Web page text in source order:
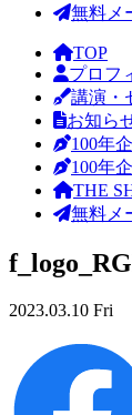
無料メ
TOP
プロフ
講演・
お知ら
100年
100年
THE
無料メ
2023.03.10 Fri